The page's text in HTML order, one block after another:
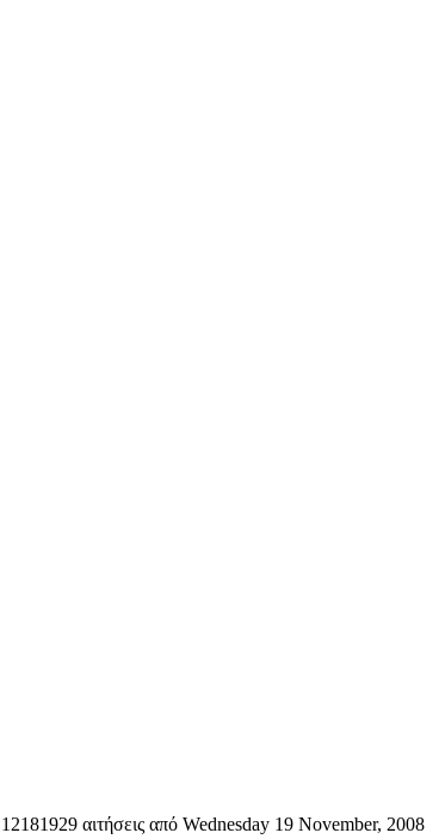
12181929 αιτήσεις από Wednesday 19 November, 2008